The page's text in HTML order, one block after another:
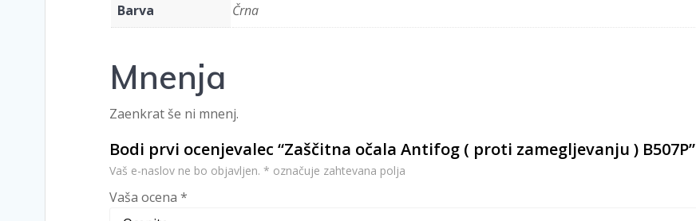
Barva Črna
Mnenja
Zaenkrat še ni mnenj.
Bodi prvi ocenjevalec “Zaščitna očala Antifog ( proti zamegljevanju ) B507P”
Vaš e-naslov ne bo objavljen. * označuje zahtevana polja
Vaša ocena *